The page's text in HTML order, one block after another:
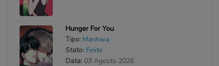
Hunger For You
Tipo: Manhwa
Stato: Finito
Data: 03 Agosto 2026